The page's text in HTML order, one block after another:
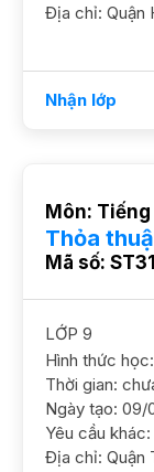
Địa chỉ:
Nhận lớp
Môn:
Thỏa
Mã số:
LỚP 9
Hình thức
Thời gian:
Ngày tạo: 09/
Địa chỉ: